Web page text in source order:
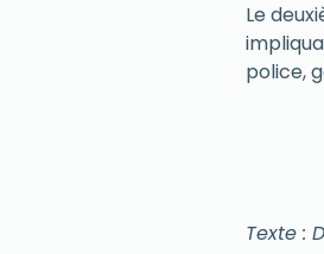
Le
police,
Texte :